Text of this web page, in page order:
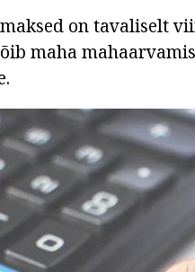
on tavaliselt
maha